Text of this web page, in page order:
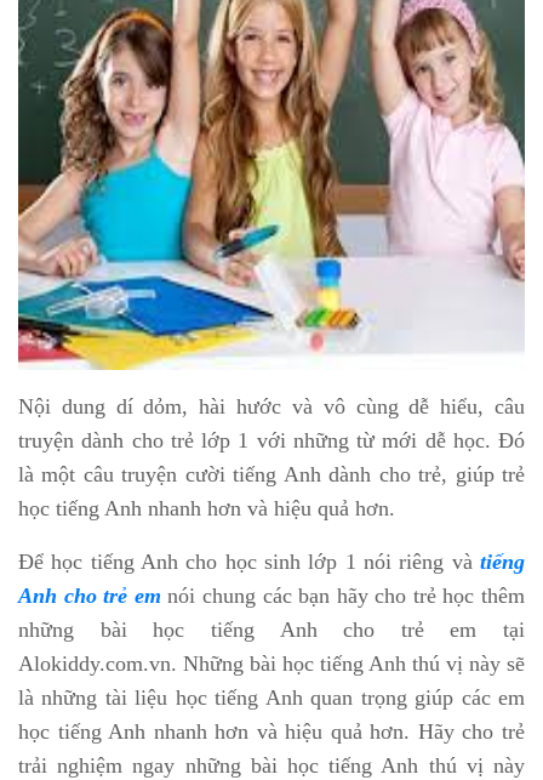
Nội dung dí dỏm, hài hước và vô cùng dễ hiểu, câu
truyện dành cho trẻ lớp 1 với những từ mới dễ học. Đó
là một câu truyện cười tiếng Anh dành cho trẻ, giúp trẻ
học tiếng Anh nhanh hơn và hiệu quả hơn.
Để học tiếng Anh cho học sinh lớp 1 nói riêng và tiếng
Anh cho trẻ em nói chung các bạn hãy cho trẻ học thêm
những bài học tiếng Anh cho trẻ em tại
Alokiddy.com.vn. Những bài học tiếng Anh thú vị này sẽ
là những tài liệu học tiếng Anh quan trọng giúp các em
học tiếng Anh nhanh hơn và hiệu quả hơn. Hãy cho trẻ
trải nghiệm ngay những bài học tiếng Anh thú vị này